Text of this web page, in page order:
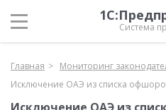
Система
Главная Мониторинг
Исключение ОАЭ из списка